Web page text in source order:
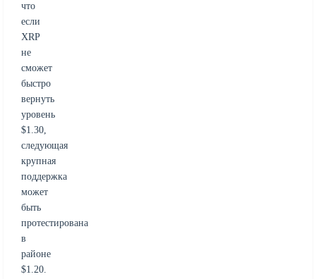
что
если
XRP
не
сможет
быстро
вернуть
уровень
$1.30,
следующая
крупная
поддержка
может
быть
протестирована
в
районе
$1.20.